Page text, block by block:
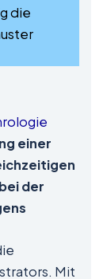
die
einer
der
Mit